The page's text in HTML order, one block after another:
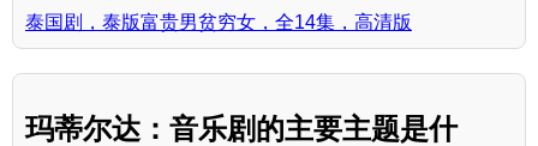
泰国剧，泰版富贵男贫穷女，全14集，高清版
玛蒂尔达：音乐剧的主要主题是什